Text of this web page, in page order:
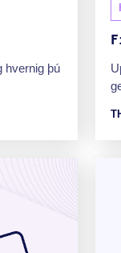
hvernig þú